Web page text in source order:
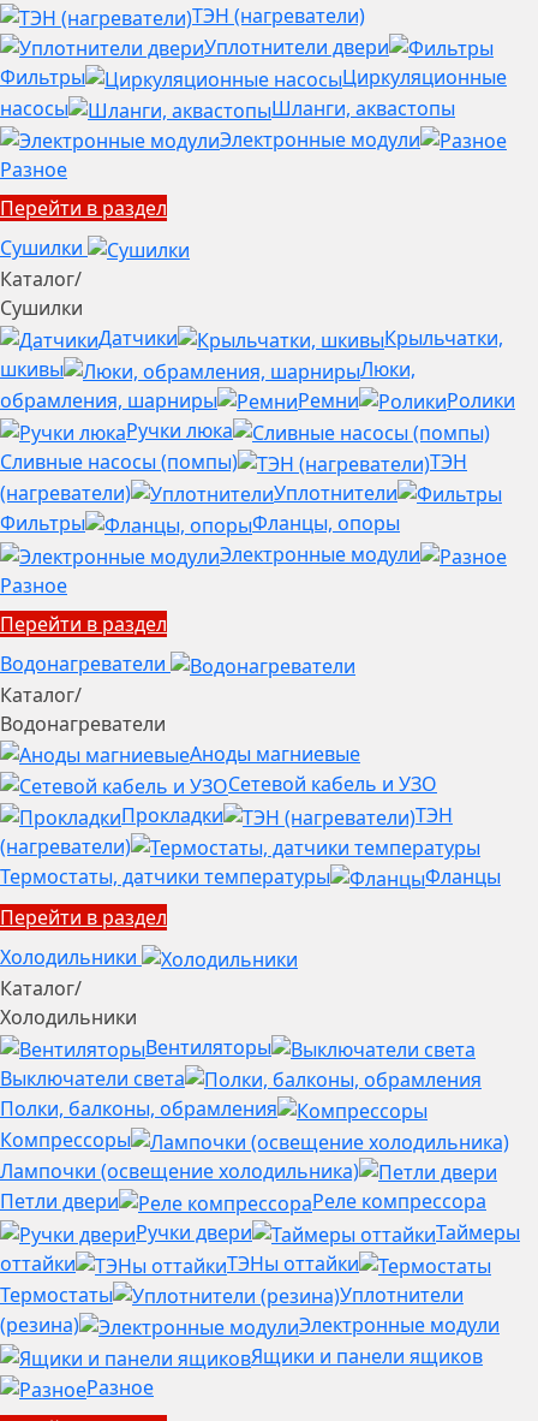
ТЭН (нагреватели)
Уплотнители двери
Фильтры
Циркуляционные
насосы
Шланги, аквастопы
Электронные модули
Разное
Перейти в раздел
Сушилки
Каталог/
Сушилки
Датчики
Крыльчатки,
шкивы
Люки,
обрамления, шарниры
Ремни
Ролики
Ручки люка
Сливные насосы (помпы)
ТЭН
(нагреватели)
Уплотнители
Фильтры
Фланцы, опоры
Электронные модули
Разное
Перейти в раздел
Водонагреватели
Каталог/
Водонагреватели
Аноды магниевые
Сетевой кабель и УЗО
Прокладки
ТЭН
(нагреватели)
Термостаты, датчики температуры
Фланцы
Перейти в раздел
Холодильники
Каталог/
Холодильники
Вентиляторы
Выключатели света
Полки, балконы, обрамления
Компрессоры
Лампочки (освещение холодильника)
Петли двери
Реле компрессора
Ручки двери
Таймеры
оттайки
ТЭНы оттайки
Термостаты
Уплотнители
(резина)
Электронные модули
Ящики и панели ящиков
Разное